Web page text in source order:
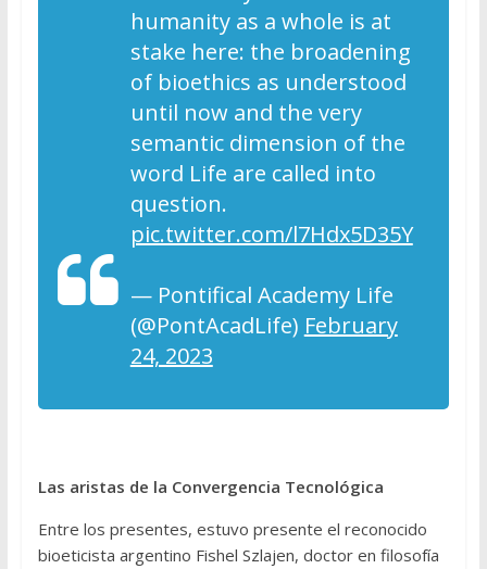
humanity as a whole is at
stake here: the broadening
of bioethics as understood
until now and the very
semantic dimension of the
word Life are called into
question.
pic.twitter.com/l7Hdx5D35Y
— Pontifical Academy Life
(@PontAcadLife) February
24, 2023
Las aristas de la Convergencia Tecnológica
Entre los presentes, estuvo presente el reconocido
bioeticista argentino Fishel Szlajen, doctor en filosofía